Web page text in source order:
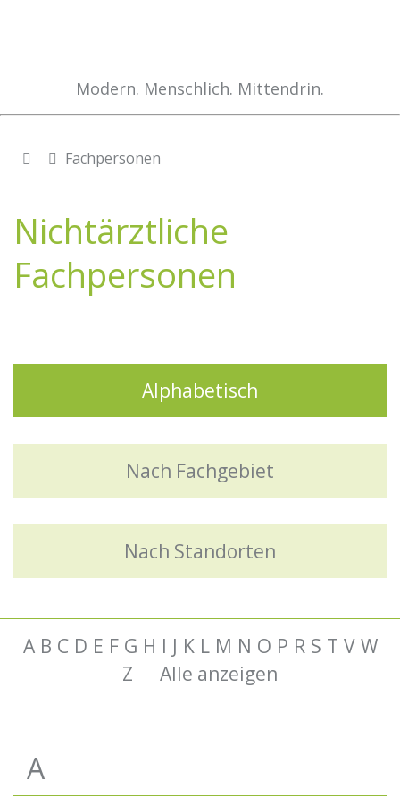
Modern. Menschlich. Mittendrin.
Fachpersonen
Nichtärztliche
Fachpersonen
Alphabetisch
Nach Fachgebiet
Nach Standorten
A B C D E F G H I J K L M N O P R S T V W
Z
Alle anzeigen
A